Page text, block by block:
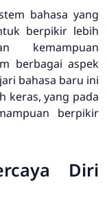
bahasa yang
berpikir lebih
kemampuan
berbagai aspek
bahasa baru ini
keras, yang pada
berpikir
Diri